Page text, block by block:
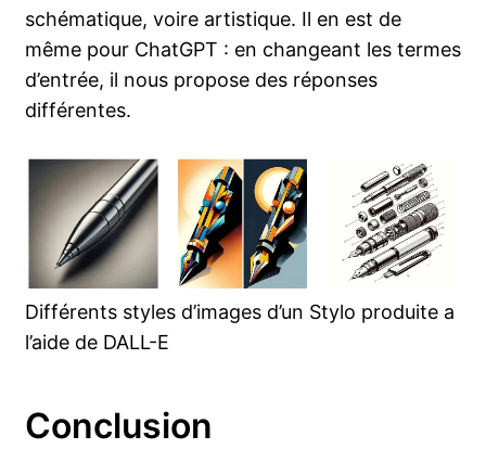
schématique, voire artistique. Il en est de
même pour ChatGPT : en changeant les termes
d’entrée, il nous propose des réponses
différentes.
Différents styles d’images d’un Stylo produite a
l’aide de DALL-E
Conclusion